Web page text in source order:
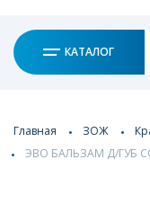
КАТАЛОГ
Главная ЗОЖ
ЭВО БАЛЬЗАМ Д/ГУБ